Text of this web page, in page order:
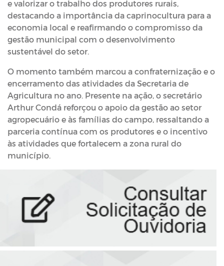
e valorizar o trabalho dos produtores rurais,
destacando a importância da caprinocultura para a
economia local e reafirmando o compromisso da
gestão municipal com o desenvolvimento
sustentável do setor.
O momento também marcou a confraternização e o
encerramento das atividades da Secretaria de
Agricultura no ano. Presente na ação, o secretário
Arthur Condá reforçou o apoio da gestão ao setor
agropecuário e às famílias do campo, ressaltando a
parceria contínua com os produtores e o incentivo
às atividades que fortalecem a zona rural do
município.